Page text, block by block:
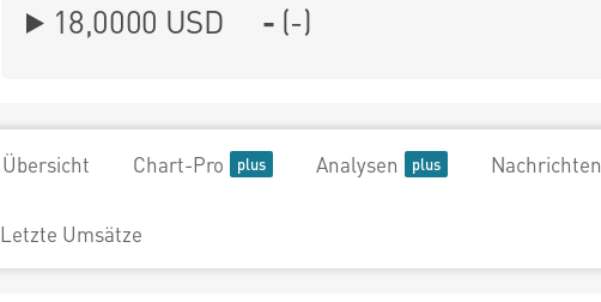
18,0000 USD - (-)
Übersicht Chart-Pro Analysen Nachrichten
Letzte Umsätze